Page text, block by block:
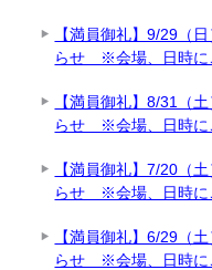
【満員御礼】9/29（
らせ ※会場、日時に
【満員御礼】8/31（
らせ ※会場、日時に
【満員御礼】7/20（
らせ ※会場、日時に
【満員御礼】6/29（
らせ ※会場、日時に